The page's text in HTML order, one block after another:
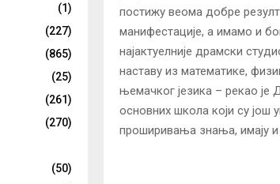
постижу веома добре
манифестације, а имамо и
најактуелније драмски
наставу из математике,
њемачког језика – рекао је
основних школа који су још
проширивања знања, имају
(1)
(227)
(865)
(25)
(261)
(270)
(50)